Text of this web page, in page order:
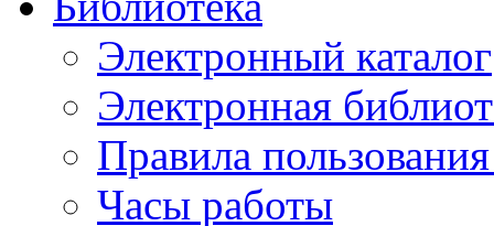
Электронный каталог
Электронная
Правила
Часы работы